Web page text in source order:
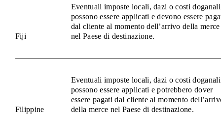
Fiji
Eventuali imposte locali, dazi o costi doganali
possono essere applicati e devono essere
dal cliente al momento dell’arrivo della merce
nel Paese di destinazione.
Filippine
Eventuali imposte locali, dazi o costi doganali
possono essere applicati e potrebbero dover
essere pagati dal cliente al momento
della merce nel Paese di destinazione.